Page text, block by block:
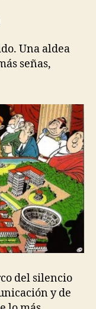
Una aldea
señas,
del silencio
y de